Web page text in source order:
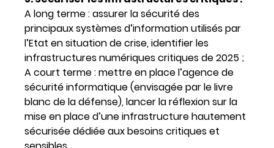
A long terme : assurer la sécurité des
principaux systèmes d’information utilisés par
l’Etat en situation de crise, identifier les
infrastructures numériques critiques de 2025 ;
A court terme : mettre en place l’agence de
sécurité informatique (envisagée par le livre
blanc de la défense), lancer la réflexion sur la
mise en place d’une infrastructure hautement
sécurisée dédiée aux besoins critiques et